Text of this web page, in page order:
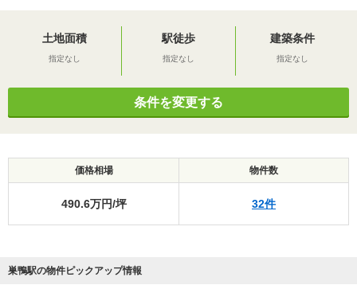
土地面積
指定なし
駅徒歩
指定なし
建築条件
指定なし
条件を変更する
価格相場 物件数
490.6万円/坪 32件
巣鴨駅の物件ピックアップ情報